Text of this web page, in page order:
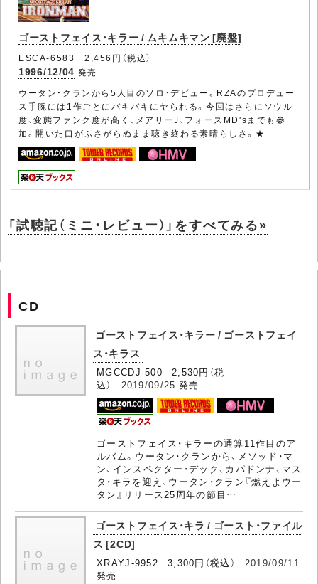
ゴーストフェイス・キラー / ムキムキマン [廃盤]
ESCA-6583 2,456円（税込）
1996/12/04 発売
ウータン・クランから5人目のソロ・デビュー。RZAのプロデュー
ス手腕には1作ごとにバキバキにヤられる。今回はさらにソウル
度、変態ファンク度が高く、メアリーJ、フォースMD'sまでも参
加。開いた口がふさがらぬまま聴き終わる素晴らしさ。★
「試聴記（ミニ・レビュー）」をすべてみる»
CD
ゴーストフェイス・キラー / ゴーストフェイ
ス・キラス
MGCCDJ-500 2,530円（税
込） 2019/09/25 発売
ゴーストフェイス・キラーの通算11作目のア
ルバム。ウータン・クランから、メソッド・マ
ン、インスペクター・デック、カパドンナ、マス
タ・キラを迎え、ウータン・クラン『燃えよウー
タン』リリース25周年の節目…
ゴーストフェイス・キラ / ゴースト・ファイル
ス [2CD]
XRAYJ-9952 3,300円（税込） 2019/09/11
発売